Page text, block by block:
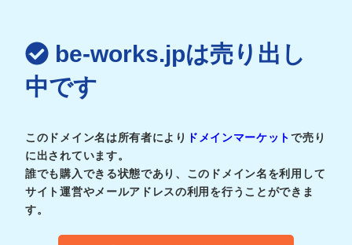
be-works.jpは売り出し
中です
このドメイン名は所有者により ドメインマーケットで売り
に出されています。
誰でも購入できる状態であり、このドメイン名を利用して
サイト運営やメールアドレスの利用を行うことができま
す。